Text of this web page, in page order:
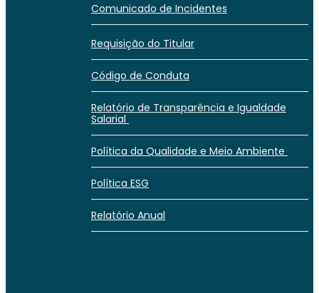
Comunicado de Incidentes
Requisição do Titular
Código de Conduta
Relatório de Transparência e Igualdade
Salarial
Política da Qualidade e Meio Ambiente
Política ESG
Relatório Anual